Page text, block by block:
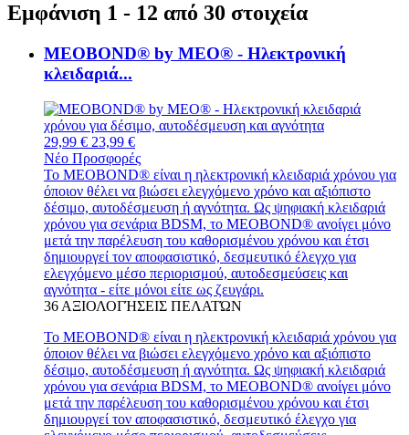
Εμφάνιση 1 - 12 από 30 στοιχεία
MEOBOND® by MEO® - Ηλεκτρονική
κλειδαριά...
29,99 € 23,99 €
Νέο Προσφορές
Το MEOBOND® είναι η ηλεκτρονική κλειδαριά χρόνου για
όποιον θέλει να βιώσει ελεγχόμενο χρόνο και αξιόπιστο
δέσιμο, αυτοδέσμευση ή αγνότητα. Ως ψηφιακή κλειδαριά
χρόνου για σενάρια BDSM, το MEOBOND® ανοίγει μόνο
μετά την παρέλευση του καθορισμένου χρόνου και έτσι
δημιουργεί τον αποφασιστικό, δεσμευτικό έλεγχο για
ελεγχόμενο μέσο περιορισμού, αυτοδεσμεύσεις και
αγνότητα - είτε μόνοι είτε ως ζευγάρι.
36 ΑΞΙΟΛΟΓΉΣΕΙΣ ΠΕΛΑΤΏΝ
Το MEOBOND® είναι η ηλεκτρονική κλειδαριά χρόνου για
όποιον θέλει να βιώσει ελεγχόμενο χρόνο και αξιόπιστο
δέσιμο, αυτοδέσμευση ή αγνότητα. Ως ψηφιακή κλειδαριά
χρόνου για σενάρια BDSM, το MEOBOND® ανοίγει μόνο
μετά την παρέλευση του καθορισμένου χρόνου και έτσι
δημιουργεί τον αποφασιστικό, δεσμευτικό έλεγχο για